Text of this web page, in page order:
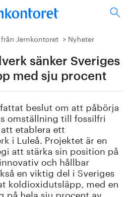
Jernkontoret Nyheter
sänker Sveriges
med sju procent
beslut om att påbörja
omställning till fossilfri
etablera ett
i Luleå. Projektet är en
att stärka sin position på
och hållbar
en viktig del i Sveriges
koldioxidutsläpp, med en
på hela sju procent av